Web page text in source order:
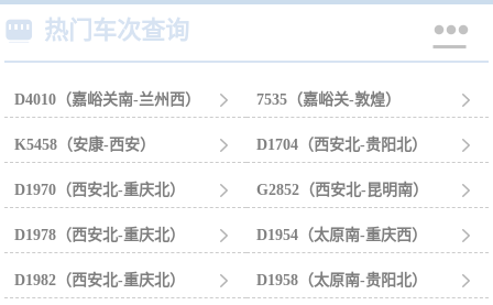
 热门车次查询 
D4010（嘉峪关南-兰州西）  7535（嘉峪关-敦煌） 
K5458（安康-西安）  D1704（西安北-贵阳北） 
D1970（西安北-重庆北）  G2852（西安北-昆明南） 
D1978（西安北-重庆北）  D1954（太原南-重庆西） 
D1982（西安北-重庆北）  D1958（太原南-贵阳北） 